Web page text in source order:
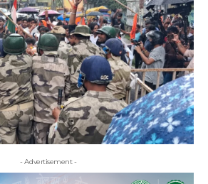
- Advertisement -